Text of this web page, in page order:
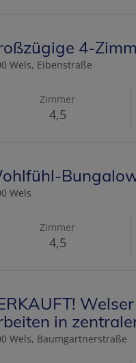
4-
Wels, Eibenstraße
Zimmer
4,5
Wels
Zimmer
4,5
in
Wels, Baumgartnerstraße